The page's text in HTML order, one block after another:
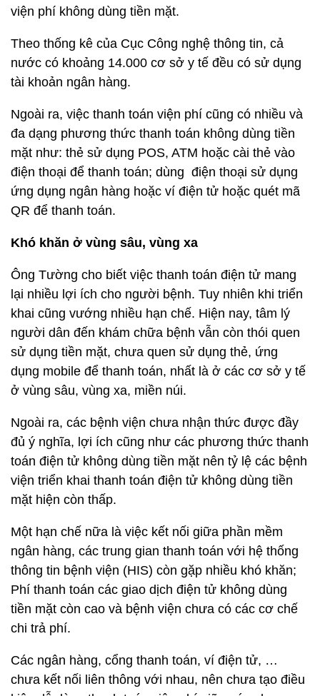
viện phí không dùng tiền mặt.
Theo thống kê của Cục Công nghệ thông tin, cả
nước có khoảng 14.000 cơ sở y tế đều có sử dụng
tài khoản ngân hàng.
Ngoài ra, việc thanh toán viện phí cũng có nhiều và
đa dạng phương thức thanh toán không dùng tiền
mặt như: thẻ sử dụng POS, ATM hoặc cài thẻ vào
điện thoại để thanh toán; dùng điện thoại sử dụng
ứng dụng ngân hàng hoặc ví điện tử hoặc quét mã
QR để thanh toán.
Khó khăn ở vùng sâu, vùng xa
Ông Tường cho biết việc thanh toán điện tử mang
lại nhiều lợi ích cho người bệnh. Tuy nhiên khi triển
khai cũng vướng nhiều hạn chế. Hiện nay, tâm lý
người dân đến khám chữa bệnh vẫn còn thói quen
sử dụng tiền mặt, chưa quen sử dụng thẻ, ứng
dụng mobile để thanh toán, nhất là ở các cơ sở y tế
ở vùng sâu, vùng xa, miền núi.
Ngoài ra, các bệnh viện chưa nhận thức được đầy
đủ ý nghĩa, lợi ích cũng như các phương thức thanh
toán điện tử không dùng tiền mặt nên tỷ lệ các bệnh
viện triển khai thanh toán điện tử không dùng tiền
mặt hiện còn thấp.
Một hạn chế nữa là việc kết nối giữa phần mềm
ngân hàng, các trung gian thanh toán với hệ thống
thông tin bệnh viện (HIS) còn gặp nhiều khó khăn;
Phí thanh toán các giao dịch điện tử không dùng
tiền mặt còn cao và bệnh viện chưa có các cơ chế
chi trả phí.
Các ngân hàng, cổng thanh toán, ví điện tử, …
chưa kết nối liên thông với nhau, nên chưa tạo điều